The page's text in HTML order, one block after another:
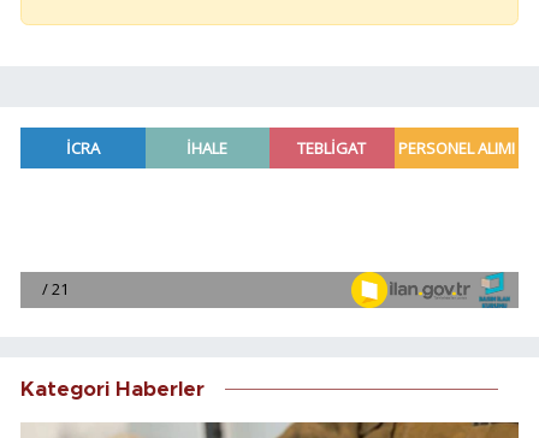
Kategori Haberler